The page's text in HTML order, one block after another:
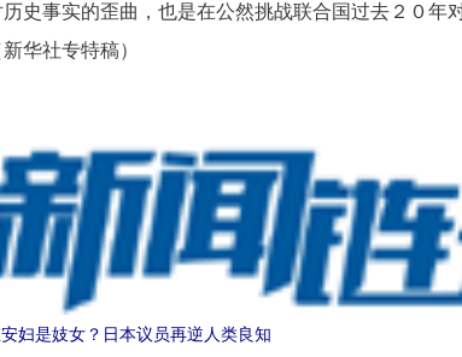
历史事实的歪曲，也是在公然挑战联合国过去２０年
新华社专特稿）
妇是妓女？日本议员再逆人类良知